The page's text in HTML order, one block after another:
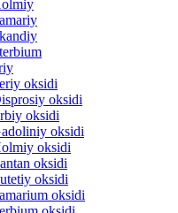
oksidi
oksidi
oksidi
oksidi
oksidi
oksidi
oksidi
oksidi